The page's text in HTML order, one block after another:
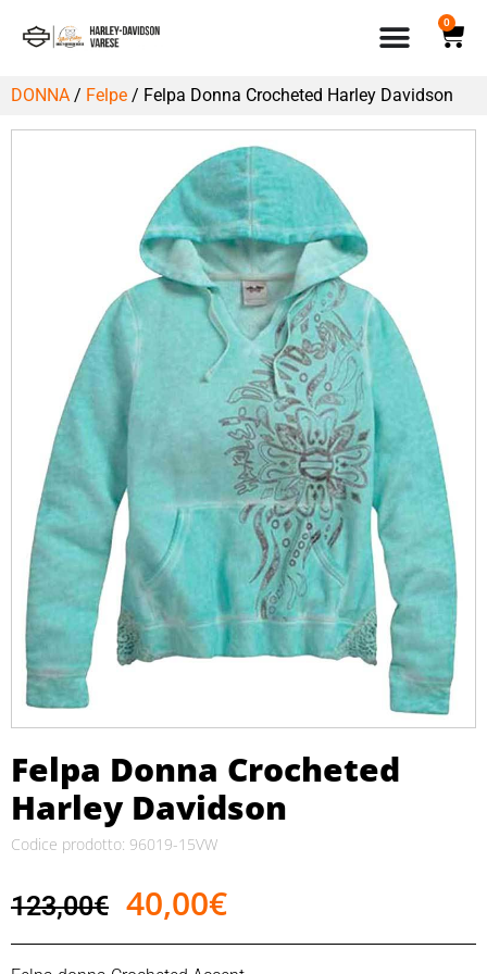
0
DONNA / Felpe / Felpa Donna Crocheted Harley Davidson
Felpa Donna Crocheted
Harley Davidson
Codice prodotto: 96019-15VW
123,00€ 40,00€